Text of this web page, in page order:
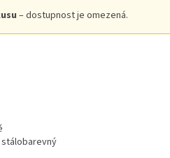
– dostupnost je omezená.